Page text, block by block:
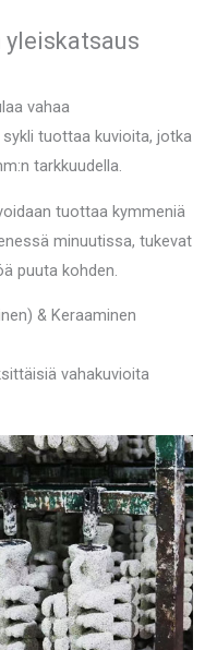
yleiskatsaus
vahaa
tuottaa kuvioita, jotka
tarkkuudella.
tuottaa kymmeniä
minuutissa, tukevat
puuta kohden.
& Keraaminen
vahakuvioita